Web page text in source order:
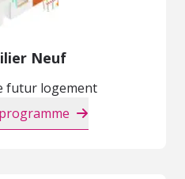
Neuf
futur logement